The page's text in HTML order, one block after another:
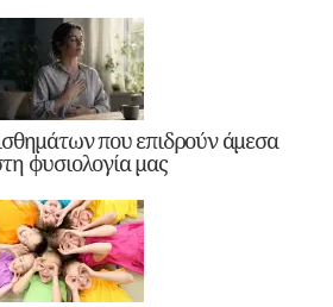
που επιδρούν άμεσα
φυσιολογία μας